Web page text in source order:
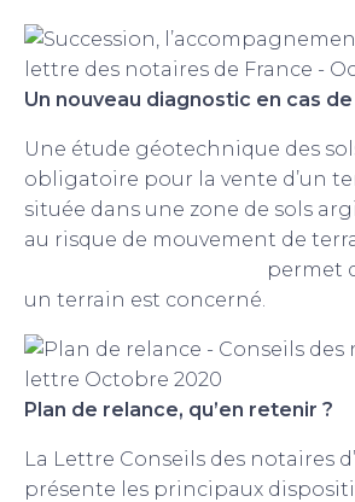
Un nouveau diagnostic en cas
Une étude géotechnique des
obligatoire pour la vente d’un
située dans une zone de sols
au risque de mouvement de
permet
un terrain est concerné.
Plan de relance, qu’en retenir ?
La Lettre Conseils des notaires
présente les principaux